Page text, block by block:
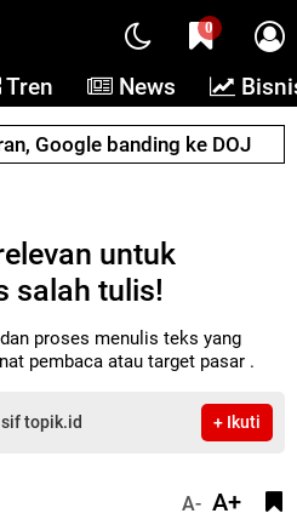
0
Tren News
Google banding ke DOJ
untuk
salah tulis!
proses menulis teks yang
pembaca atau target pasar .
topik.id + Ikuti
A- A+